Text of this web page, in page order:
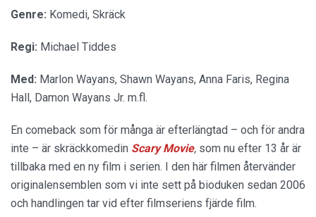
Genre: Komedi, Skräck
Regi: Michael Tiddes
Med: Marlon Wayans, Shawn Wayans, Anna Faris, Regina
Hall, Damon Wayans Jr. m.fl.
En comeback som för många är efterlängtad – och för andra
inte – är skräckkomedin Scary Movie, som nu efter 13 år är
tillbaka med en ny film i serien. I den här filmen återvänder
originalensemblen som vi inte sett på bioduken sedan 2006
och handlingen tar vid efter filmseriens fjärde film.